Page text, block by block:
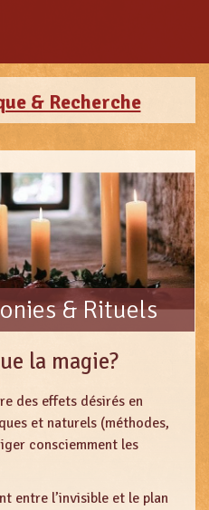
& Recherche
& Rituels
la magie?
des effets désirés en
et naturels (méthodes,
consciemment les
entre l’invisible et le plan